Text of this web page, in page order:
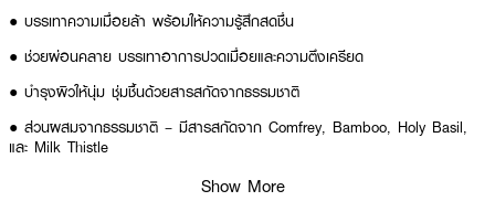
● บรรเทาความเมื่อยล้า พร้อมให้ความรู้สึกสดชื่น
● ช่วยผ่อนคลาย บรรเทาอาการปวดเมื่อยและความตึงเครียด
● บำรุงผิวให้นุ่ม ชุ่มชื้นด้วยสารสกัดจากธรรมชาติ
● ส่วนผสมจากธรรมชาติ – มีสารสกัดจาก Comfrey, Bamboo, Holy Basil,
และ Milk Thistle
● ใช้งานได้หลากหลาย – ดม ทา ถู นวด บริเวณที่ต้องการ
Show More